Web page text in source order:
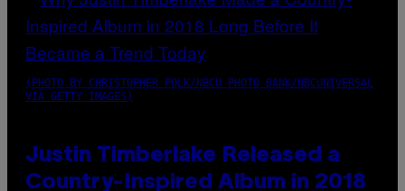
(PHOTO BY CHRISTOPHER POLK/NBCU PHOTO BANK/NBCUNIVERSAL
VIA GETTY IMAGES)
Justin Timberlake Released a
Country-Inspired Album in 2018